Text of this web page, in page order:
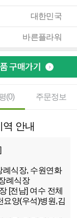
대한민국
바른플라워
(0) 주문정보
안내
례식장, 수원연화
례식장
[전남] 여수 전체
요양(우석)병원,김